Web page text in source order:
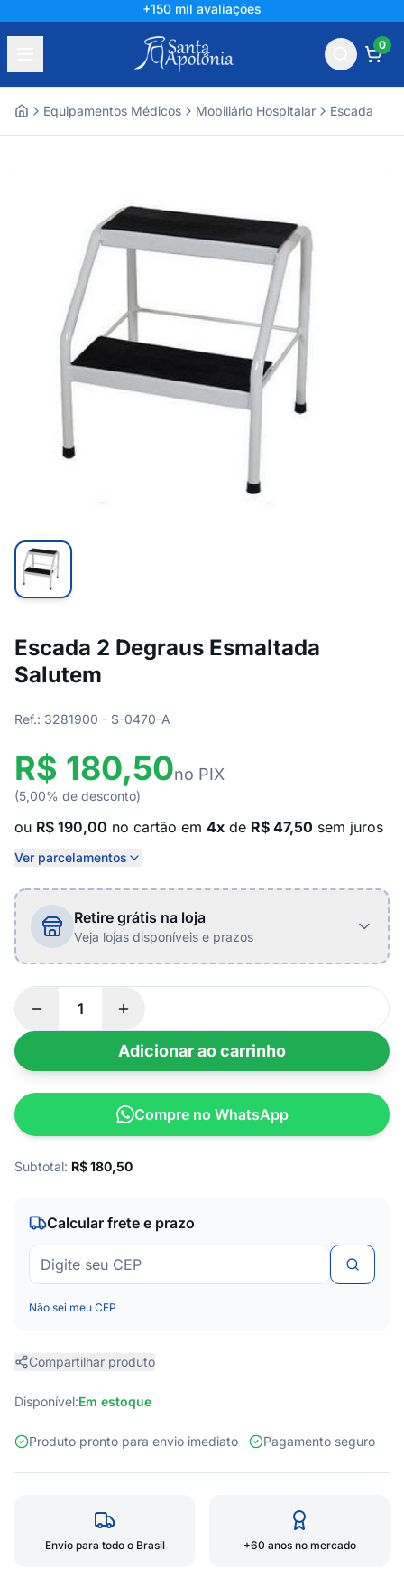
+150 mil avaliações
0
Equipamentos Médicos Mobiliário Hospitalar Escada
Escada 2 Degraus Esmaltada
Salutem
Ref.: 3281900 - S-0470-A
R$ 180,50no PIX
(5,00% de desconto)
ou R$ 190,00 no cartão em 4x de R$ 47,50 sem juros
Ver parcelamentos
Retire grátis na loja
Veja lojas disponíveis e prazos
Adicionar ao carrinho
Compre no WhatsApp
Subtotal: R$180,50
Calcular frete e prazo
Não sei meu CEP
Compartilhar produto
Disponível:Em estoque
Produto pronto para envio imediato Pagamento seguro
Envio para todo o Brasil +60 anos no mercado